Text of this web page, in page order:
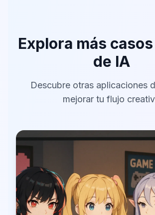
Explora más
de IA
Descubre otras aplicaciones
mejorar tu flujo